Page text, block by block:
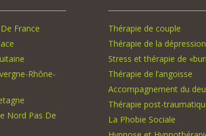
France
Rhône-
Nord Pas De
Thérapie de couple
Thérapie de la dépression
Stress et thérapie de
Thérapie de l’angoisse
Accompagnement du
Thérapie post-
La Phobie Sociale